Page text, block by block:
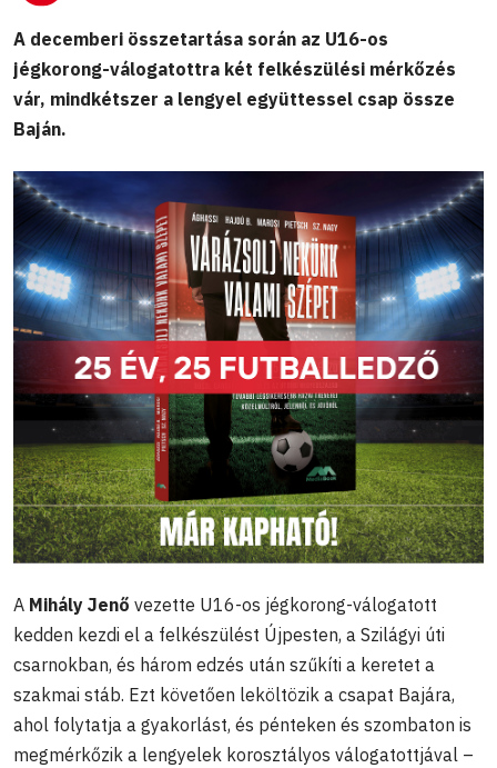
A decemberi összetartása során az U16-os
jégkorong-válogatottra két felkészülési mérkőzés
vár, mindkétszer a lengyel együttessel csap össze
Baján.
A Mihály Jenő vezette U16-os jégkorong-válogatott
kedden kezdi el a felkészülést Újpesten, a Szilágyi úti
csarnokban, és három edzés után szűkíti a keretet a
szakmai stáb. Ezt követően leköltözik a csapat Bajára,
ahol folytatja a gyakorlást, és pénteken és szombaton is
megmérkőzik a lengyelek korosztályos válogatottjával –